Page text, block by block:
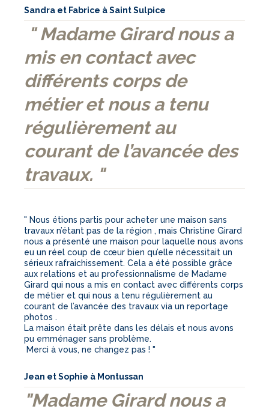
Sandra et Fabrice à Saint Sulpice
" Madame Girard nous a
mis en contact avec
différents corps de
métier et nous a tenu
régulièrement au
courant de l’avancée des
travaux. "
" Nous étions partis pour acheter une maison sans
travaux n’étant pas de la région , mais Christine Girard
nous a présenté une maison pour laquelle nous avons
eu un réel coup de cœur bien qu’elle nécessitait un
sérieux rafraichissement. Cela a été possible grâce
aux relations et au professionnalisme de Madame
Girard qui nous a mis en contact avec différents corps
de métier et qui nous a tenu régulièrement au
courant de l’avancée des travaux via un reportage
photos .
La maison était prête dans les délais et nous avons
pu emménager sans problème.
Merci à vous, ne changez pas ! "
Jean et Sophie à Montussan
"Madame Girard nous a